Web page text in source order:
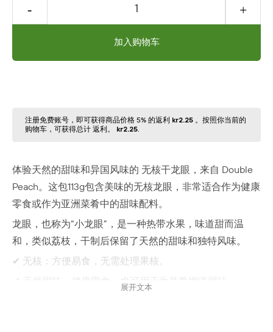
注册免费账号，即可获得商品价格 5% 的返利 kr2.25 。按照你当前的
购物⻋，可获得总计 返利。
kr2.25.
体验天然的甜味和异国风味的 无核干龙眼 ，来自 Double
Peach。这包113g包含美味的无核龙眼，非常适合作为健康
零食或作为亚洲菜肴中的甜味配料。
龙眼，也称为“小龙眼”，是一种热带水果，味道甜而温
和，类似荔枝，干制后保留了天然的甜味和独特风味。
✔ 无核：方便易食，无需处理果核。
✔ 天然甜味：健康零食，也可用于为菜肴增添甜味。
展开文本
加入购物车